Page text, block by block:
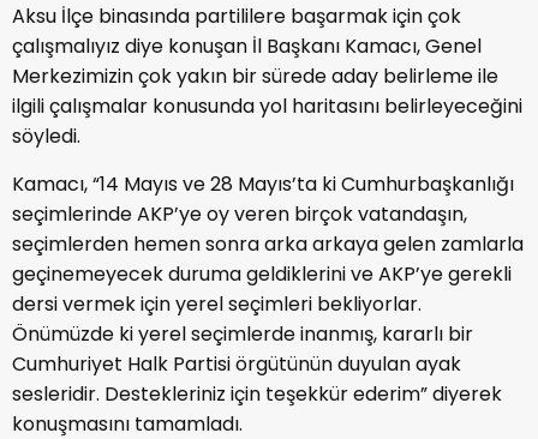
Aksu İlçe binasında partililere başarmak için çok
çalışmalıyız diye konuşan İl Başkanı Kamacı, Genel
Merkezimizin çok yakın bir sürede aday belirleme ile
ilgili çalışmalar konusunda yol haritasını belirleyeceğini
söyledi.
Kamacı, “14 Mayıs ve 28 Mayıs’ta ki Cumhurbaşkanlığı
seçimlerinde AKP’ye oy veren birçok vatandaşın,
seçimlerden hemen sonra arka arkaya gelen zamlarla
geçinemeyecek duruma geldiklerini ve AKP’ye gerekli
dersi vermek için yerel seçimleri bekliyorlar.
Önümüzde ki yerel seçimlerde inanmış, kararlı bir
Cumhuriyet Halk Partisi örgütünün duyulan ayak
sesleridir. Destekleriniz için teşekkür ederim” diyerek
konuşmasını tamamladı.